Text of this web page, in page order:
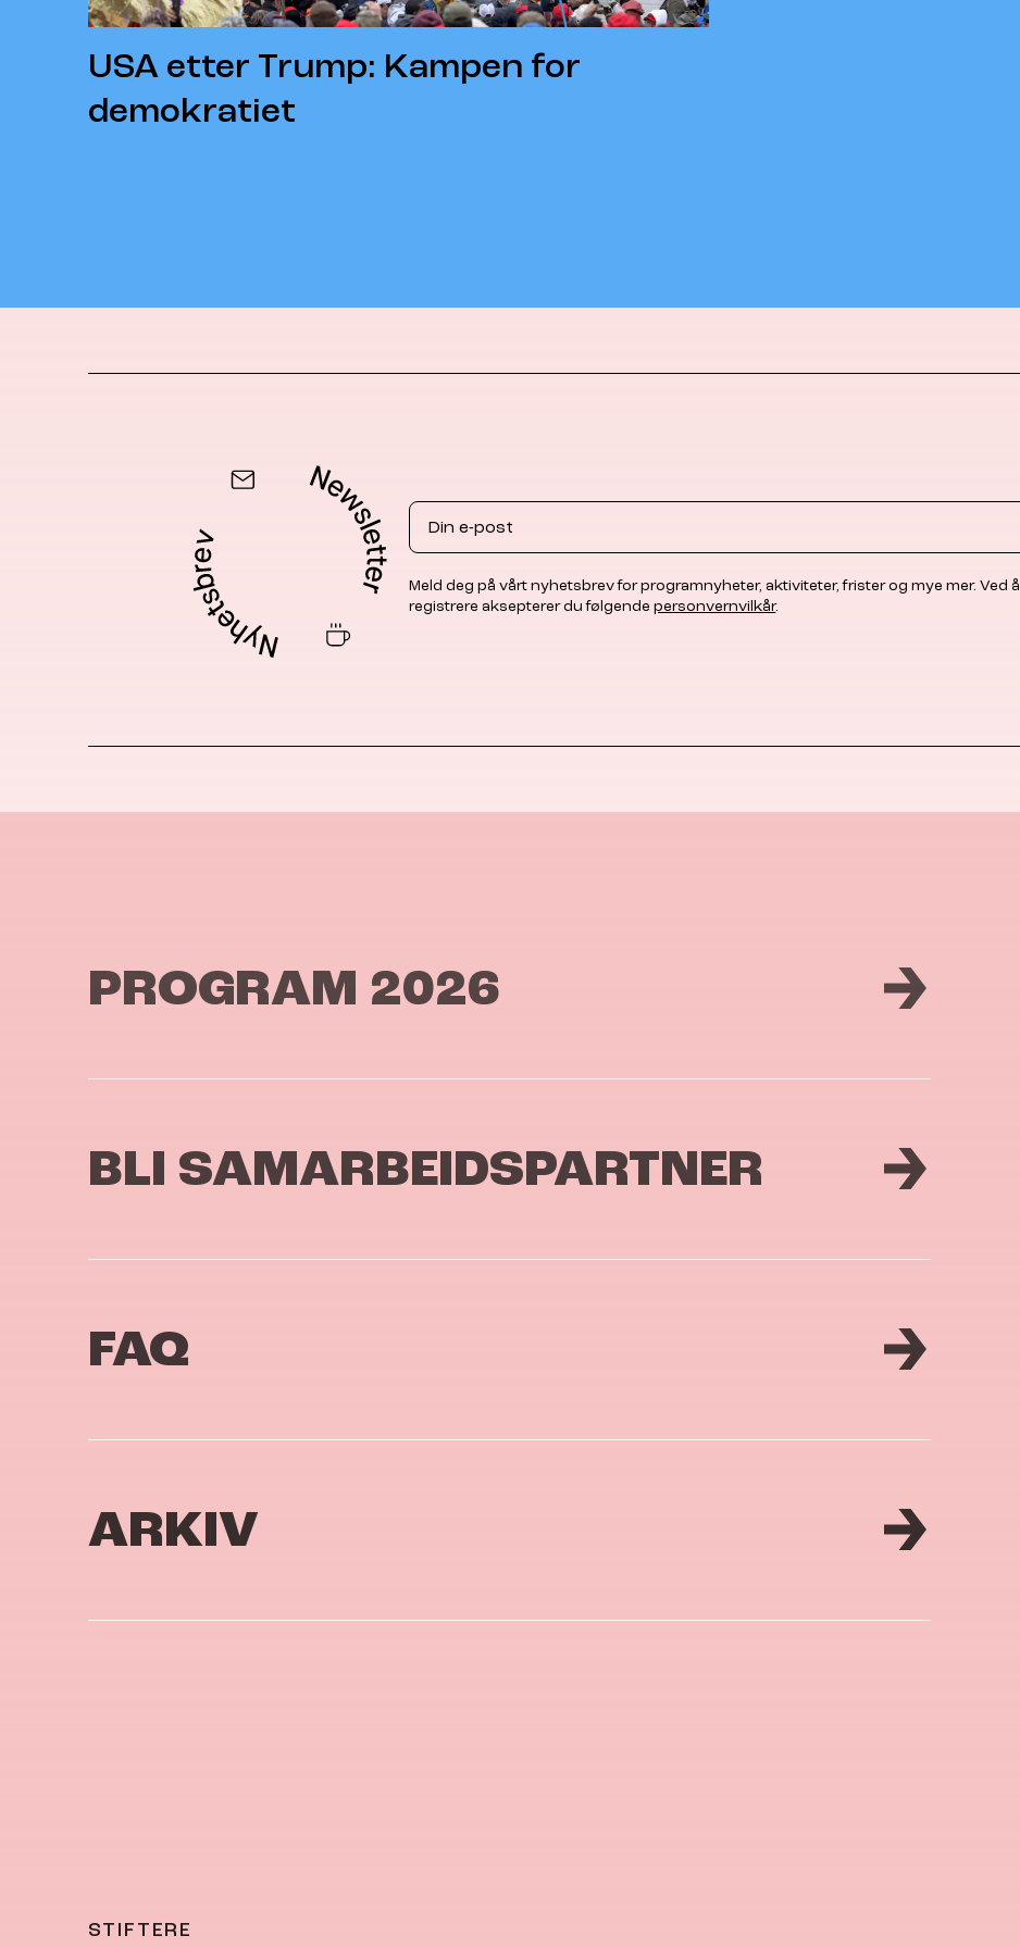
USA etter Trump: Kampen for
demokratiet
Email
Meld deg på vårt nyhetsbrev for programnyheter, aktiviteter, frister og mye mer. Ved å
registrere aksepterer du følgendepersonvernvilkår.
PROGRAM 2026
BLI SAMARBEIDSPARTNER
FAQ
ARKIV
STIFTERE